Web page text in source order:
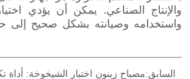
السابق:مصباح زينون اختبار الشيخوخة: أداة